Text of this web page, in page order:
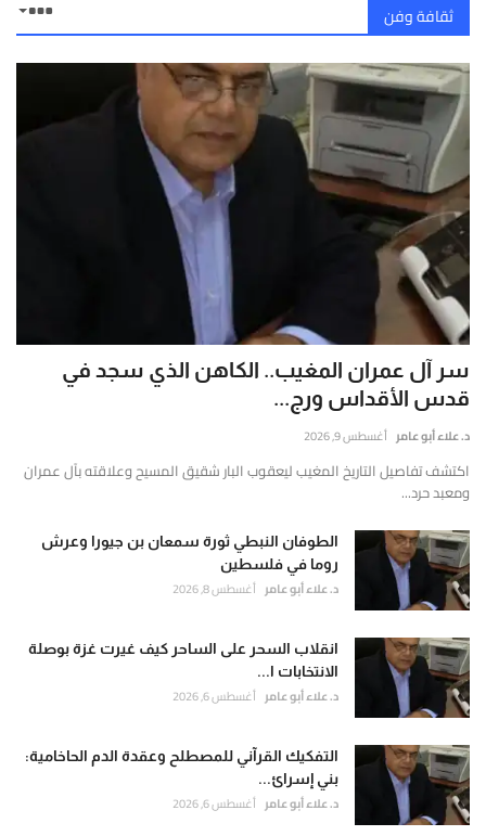
ثقافة وفن
سر آل عمران المغيب.. الكاهن الذي سجد في
قدس الأقداس ورج...
د. علاء أبو عامر أغسطس 9, 2026
اكتشف تفاصيل التاريخ المغيب ليعقوب البار شقيق المسيح وعلاقته بآل عمران
ومعبد حرد...
الطوفان النبطي ثورة سمعان بن جيورا وعرش
روما في فلسطين
د. علاء أبو عامر أغسطس 8, 2026
انقلاب السحر على الساحر كيف غيرت غزة بوصلة
الانتخابات ا...
د. علاء أبو عامر أغسطس 6, 2026
التفكيك القرآني للمصطلح وعقدة الدم الحاخامية:
بني إسرائ...
د. علاء أبو عامر أغسطس 6, 2026